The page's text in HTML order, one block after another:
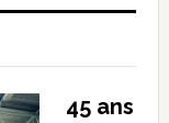
45 ans